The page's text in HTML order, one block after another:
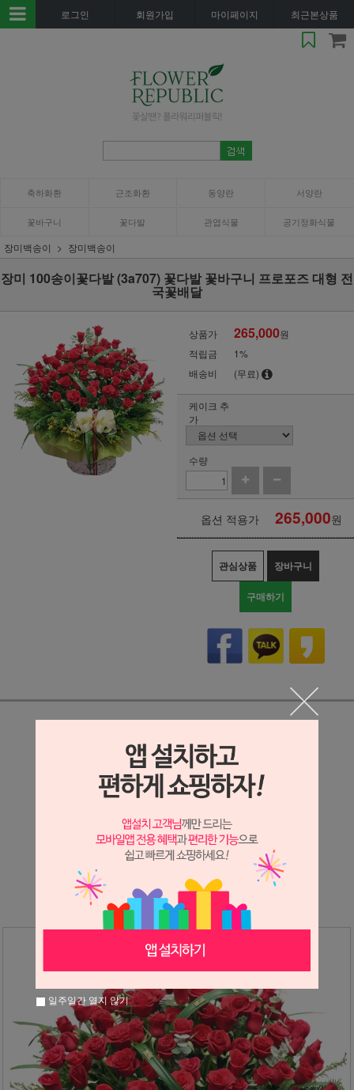
로그인 회원가입 마이페이지 최근본상품
축하화환 근조화환 동양란 서양란
꽃바구니 꽃다발 관엽식물 공기정화식물
장미백송이 장미백송이
장미 100송이꽃다발 (3a707) 꽃다발 꽃바구니 프로포즈 대형 전
국꽃배달
상품가 265,000원
적립금
1%
배송비
(무료)
케이크 추
가
수량
옵션 적용가 265,000원
관심상품 장바구니
구매하기
상세정보 새창 열기
상세 정보를 확대해 보실 수 있습니다.
※ 필독해주세요 ※
는 시세 변동에 따라 가격이 달라질 수 있으니
문의 후 주문 바랍니다.
일주일간 열지 않기